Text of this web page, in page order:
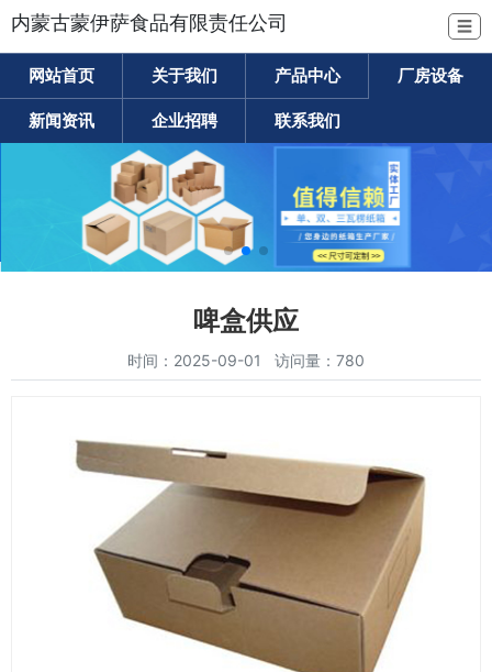
内蒙古蒙伊萨食品有限责任公司 ☰
网站首页 关于我们 产品中心 厂房设备
新闻资讯 企业招聘 联系我们
啤盒供应
时间：2025-09-01 访问量：780